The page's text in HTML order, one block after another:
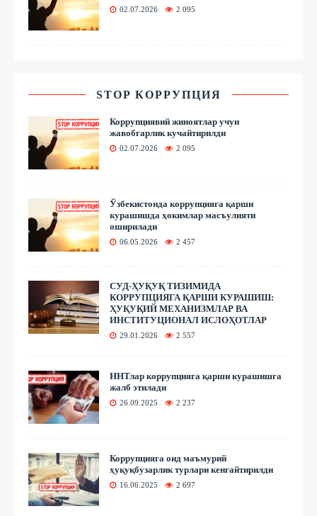
02.07.2026 2 095
STOP КОРРУПЦИЯ
Коррупциявий жиноятлар учун
жавобгарлик кучайтирилди
02.07.2026 2 095
Ўзбекистонда коррупцияга қарши
курашишда ҳокимлар масъулияти
оширилади
06.05.2026 2 457
СУД-ҲУҚУҚ ТИЗИМИДА
КОРРУПЦИЯГА ҚАРШИ КУРАШИШ:
ҲУҚУҚИЙ МЕХАНИЗМЛАР ВА
ИНСТИТУЦИОНАЛ ИСЛОҲОТЛАР
29.01.2026 2 557
ННТлар коррупцияга қарши курашишга
жалб этилади
26.09.2025 2 237
Коррупцияга оид маъмурий
ҳуқуқбузарлик турлари кенгайтирилди
16.06.2025 2 697